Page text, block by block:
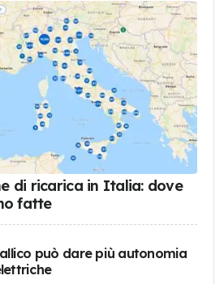
di ricarica in Italia: dove
fatte
può dare più autonomia